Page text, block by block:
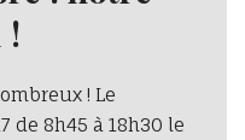
!
! Le
de 8h45 à 18h30 le